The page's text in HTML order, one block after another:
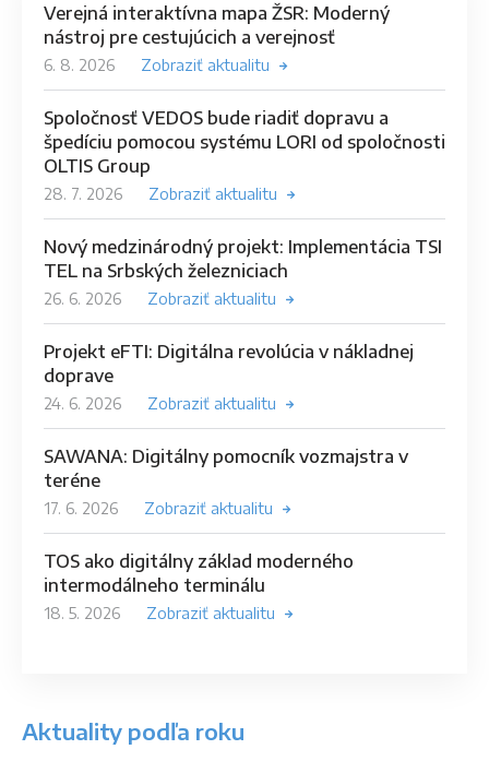
Verejná interaktívna mapa ŽSR: Moderný
nástroj pre cestujúcich a verejnosť
6. 8. 2026 Zobraziť aktualitu
Spoločnosť VEDOS bude riadiť dopravu a
špedíciu pomocou systému LORI od spoločnosti
OLTIS Group
28. 7. 2026 Zobraziť aktualitu
Nový medzinárodný projekt: Implementácia TSI
TEL na Srbských železniciach
26. 6. 2026 Zobraziť aktualitu
Projekt eFTI: Digitálna revolúcia v nákladnej
doprave
24. 6. 2026 Zobraziť aktualitu
SAWANA: Digitálny pomocník vozmajstra v
teréne
17. 6. 2026 Zobraziť aktualitu
TOS ako digitálny základ moderného
intermodálneho terminálu
18. 5. 2026 Zobraziť aktualitu
Aktuality podľa roku